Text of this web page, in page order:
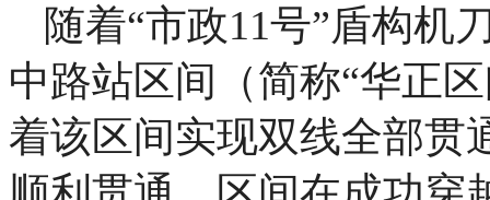
随着“市政11号”盾构机
中路站区间（简称“华正
着该区间实现双线全部贯